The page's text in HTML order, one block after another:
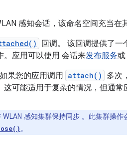
感知会话，该命名空间充当在
回调。 该回调提供了一
。应用可以使用 会话来发布服务或
果您的应用调用 attach()
多次
可能适用于复杂的情况，但通常
感知集群保持同步 。此集群操
。